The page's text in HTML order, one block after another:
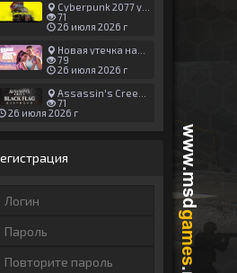
Cyberpunk 2077 установила новый рекорд: 1,5 млрд загрузок модов, в топе — контент 18+
71
26 июля 2026 г
Новая утечка намекает на выход третьего трейлера GTA 6 уже 7 августа
79
26 июля 2026 г
Assassin's Creed Black Flag Resynced может позаимствовать систему испытаний у Mirage
71
26 июля 2026 г